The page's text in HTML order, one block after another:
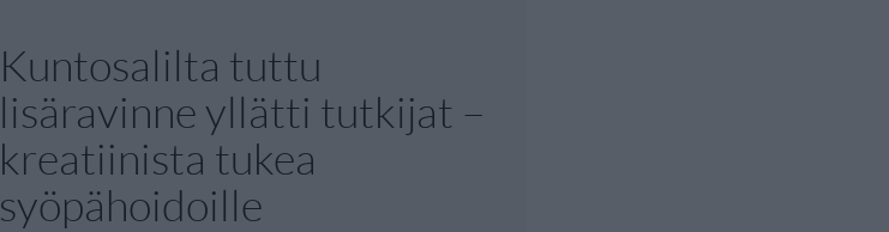
Kuntosalilta tuttu
lisäravinne yllätti tutkijat –
kreatiinista tukea
syöpähoidoille